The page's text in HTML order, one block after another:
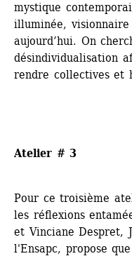
mystique
illuminée, visionnaire
aujourd’hui. On
désindividualisation
rendre collectives et
Atelier # 3
Pour ce troisième
les réflexions
et Vinciane Despret,
l'Ensapc, propose